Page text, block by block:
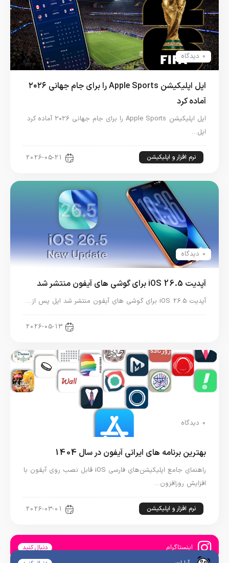
0 دیدگاه
اپل اپلیکیشن Apple Sports را برای جام جهانی ۲۰۲۶
آماده کرد
اپل اپلیکیشن Apple Sports را برای جام جهانی ۲۰۲۶ آماده کرد
اپل…
نرم افزار و اپلیکیشن 2026-05-21
0 دیدگاه
آپدیت iOS 26.5 برای گوشی های آیفون منتشر شد
آپدیت iOS 26.5 برای گوشی های آیفون منتشر شد اپل پس از…
2026-05-13
0 دیدگاه
بهترین برنامه های ایرانی آیفون در سال 1404
راهنمای جامع اپلیکیشن‌های فارسی iOS قابل نصب روی آیفون با
افزایش روزافزون…
نرم افزار و اپلیکیشن 2026-03-01
اینستاگرام دنبال کنید